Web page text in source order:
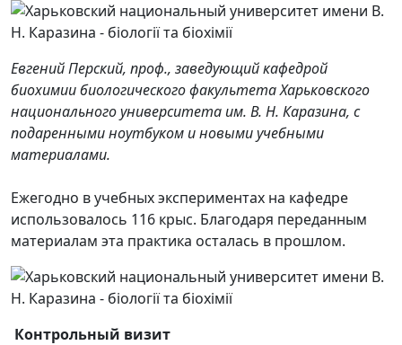
Евгений Перский, проф., заведующий кафедрой
биохимии биологического факультета Харьковского
национального университета им. В. Н. Каразина, с
подаренными ноутбуком и новыми учебными
материалами.
Ежегодно в учебных экспериментах на кафедре
использовалось 116 крыс. Благодаря переданным
материалам эта практика осталась в прошлом.
Контрольный визит